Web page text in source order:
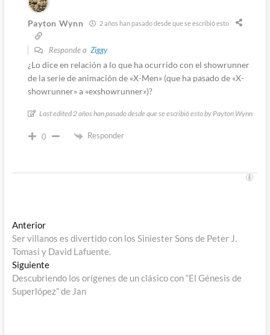
Payton Wynn 2 años han pasado desde que se escribió esto
Responde a Ziggy
¿Lo dice en relación a lo que ha ocurrido con el showrunner
de la serie de animación de «X-Men» (que ha pasado de «X-
showrunner» a «exshowrunner»)?
Last edited 2 años han pasado desde que se escribió esto by Payton Wynn
0 Responder
Navegación
de
entradas
AnteriorEntrada
anterior:
Ser villanos es divertido con los Siniester Sons de Peter J.
Tomasi y David Lafuente.
SiguienteEntrada
siguiente:
Descubriendo los orígenes de un clásico con “El Génesis de
Superlópez” de Jan